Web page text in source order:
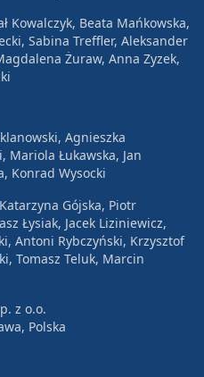
Kowalczyk, Beata Mańkowska,
Sabina Treffler, Aleksander
Żuraw, Anna Zyzek,
Agnieszka
Mariola Łukawska, Jan
Konrad Wysocki
Gójska, Piotr
Łysiak, Jacek Liziniewicz,
Antoni Rybczyński, Krzysztof
Tomasz Teluk, Marcin
z o.o.
Polska